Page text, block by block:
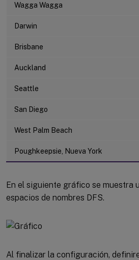
Wagga Wagga
Darwin
Brisbane
Auckland
Seattle
San Diego
West Palm Beach
Poughkeepsie, Nueva York
En el siguiente gráfico se muestra
espacios de nombres DFS.
Al finalizar la configuración,